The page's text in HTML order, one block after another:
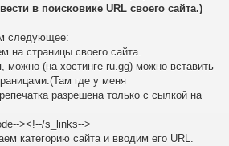
в поисковике URL своего сайта.)
следующее:
на страницы своего сайта.
можно (на хостинге ru.gg) можно вставить
где у меня
разрешена только с сылкой на
><!--/s_links-->
категорию сайта и вводим его URL.